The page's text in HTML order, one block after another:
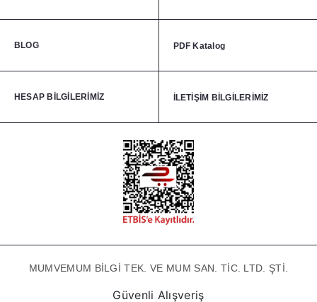
BLOG PDF Katalog
HESAP BİLGİLERİMİZ İLETİŞİM BİLGİLERİMİZ
MUMVEMUM BİLGİ TEK. VE MUM SAN. TİC. LTD. ŞTİ.
Güvenli Alışveriş